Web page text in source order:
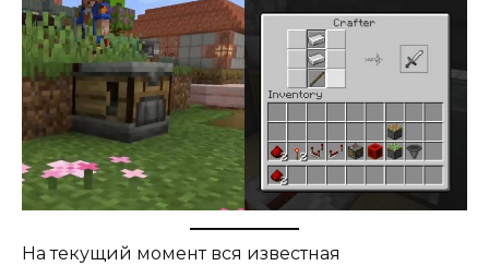
На текущий момент вся известная